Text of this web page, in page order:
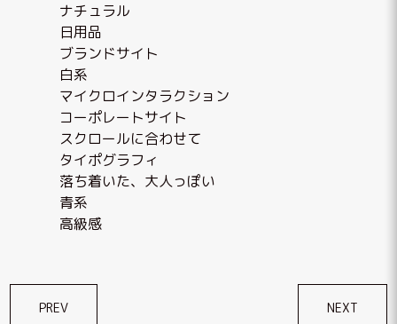
ナチュラル
日用品
ブランドサイト
白系
マイクロインタラクション
コーポレートサイト
スクロールに合わせて
タイポグラフィ
落ち着いた、大人っぽい
青系
高級感
PREV NEXT